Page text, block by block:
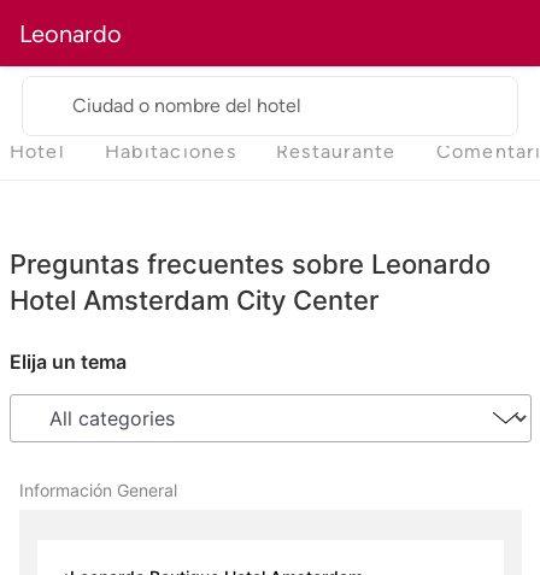
Leonardo
Ciudad o nombre del hotel
Hotel Habitaciones Restaurante
Preguntas frecuentes sobre Leonardo
Hotel Amsterdam City Center
Elija un tema
Información General